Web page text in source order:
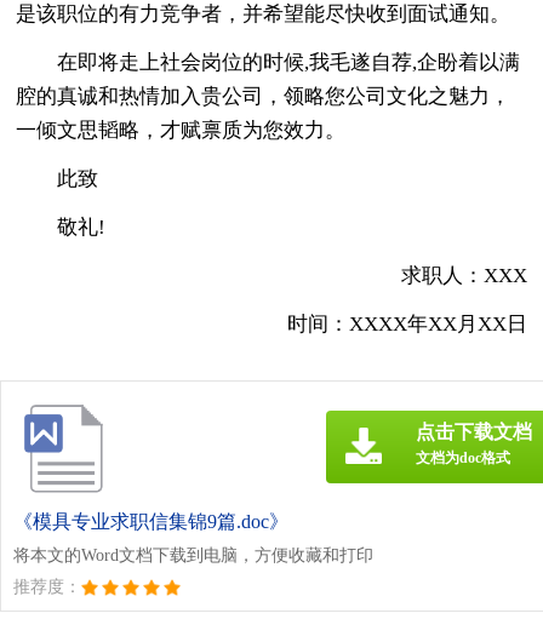
是该职位的有力竞争者，并希望能尽快收到面试通知。
在即将走上社会岗位的时候,我毛遂自荐,企盼着以满
腔的真诚和热情加入贵公司，领略您公司文化之魅力，
一倾文思韬略，才赋禀质为您效力。
此致
敬礼!
求职人：XXX
时间：XXXX年XX月XX日
《模具专业求职信集锦9篇.doc》
将本文的Word文档下载到电脑，方便收藏和打印
推荐度：
点击下载文档
文档为doc格式